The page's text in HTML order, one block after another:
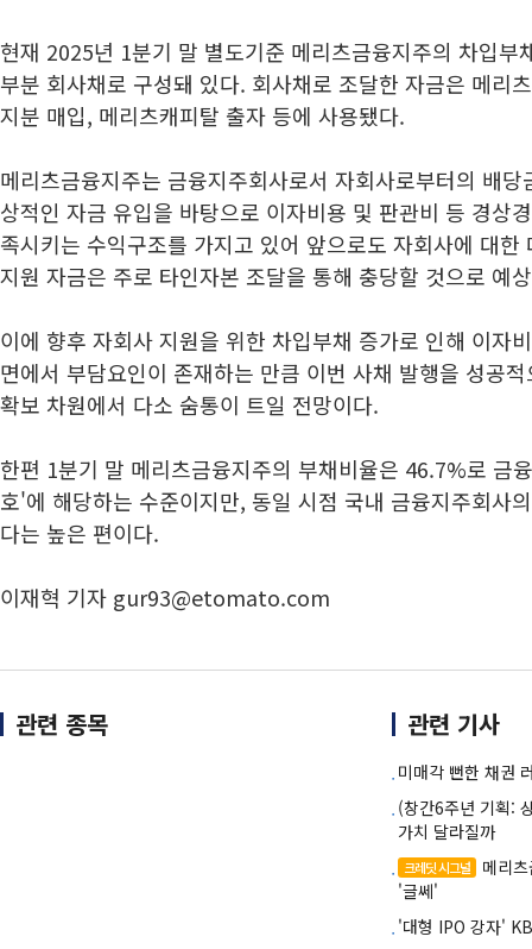
현재 2025년 1분기 말 별도기준 메리츠금융지주의 차입
부분 회사채로 구성돼 있다. 회사채로 조달한 자금은 메리
지분 매입, 메리츠캐피탈 출자 등에 사용됐다.
메리츠금융지주는 금융지주회사로서 자회사로부터의 배
상적인 자금 유입을 바탕으로 이자비용 및 판관비 등 경상
족시키는 수익구조를 가지고 있어 앞으로도 자회사에 대
지원 자금은 주로 타인자본 조달을 통해 충당할 것으로 예
이에 향후 자회사 지원을 위한 차입부채 증가로 인해 이자
면에서 부담요인이 존재하는 만큼 이번 사채 발행을 성공
확보 차원에서 다소 숨통이 트일 전망이다.
한편 1분기 말 메리츠금융지주의 부채비율은 46.7%로 금
호'에 해당하는 수준이지만, 동일 시점 국내 금융지주회사
다는 높은 편이다.
이재혁 기자 gur93@etomato.com
관련 종목 관련 기사
미매각 뻔한 채권
(창간6주년 기획:
가치 달라질까
크레딧 시그널
메리
'글쎄'
'대형 IPO 강자'